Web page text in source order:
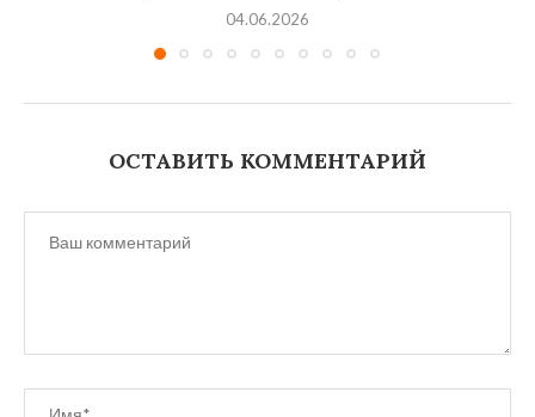
04.06.2026
ОСТАВИТЬ КОММЕНТАРИЙ